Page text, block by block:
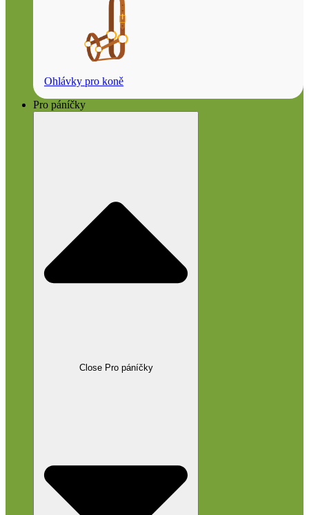
Ohlávky pro koně
Pro páníčky
Close Pro páníčky